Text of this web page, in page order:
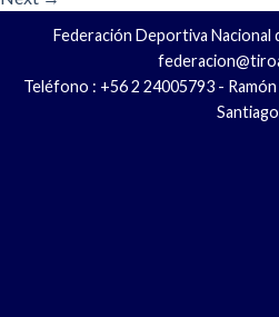
Federación Deportiva Nacional
Teléfono : +56 2 24005793 -